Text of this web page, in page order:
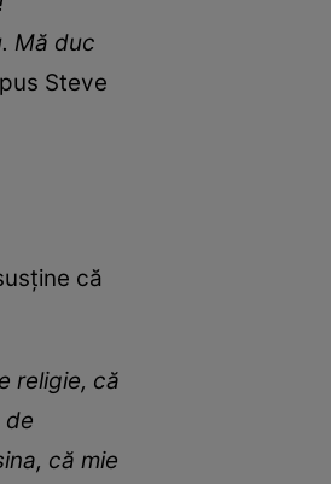
Mă duc
Steve
că
religie, că
de
că mie